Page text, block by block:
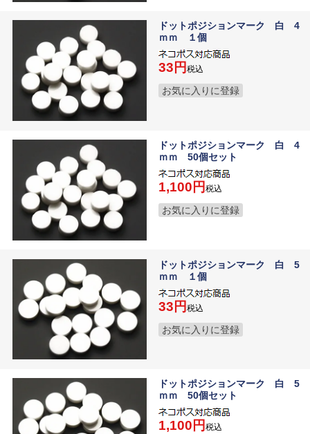
ドットポジションマーク 白 4
ｍｍ １個
33 税込
お気に入りに登録
ドットポジションマーク 白 4
ｍｍ 50個セット
1,100 税込
お気に入りに登録
ドットポジションマーク 白 5
ｍｍ １個
33 税込
お気に入りに登録
ドットポジションマーク 白 5
ｍｍ 50個セット
1,100 税込